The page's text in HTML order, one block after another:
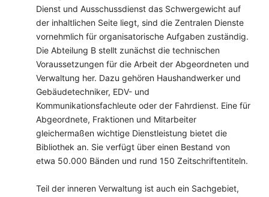
Dienst und Ausschussdienst das Schwergewicht auf
der inhaltlichen Seite liegt, sind die Zentralen Dienste
vornehmlich für organisatorische Aufgaben zuständig.
Die Abteilung B stellt zunächst die technischen
Voraussetzungen für die Arbeit der Abgeordneten und
Verwaltung her. Dazu gehören Haushandwerker und
Gebäudetechniker, EDV- und
Kommunikationsfachleute oder der Fahrdienst. Eine für
Abgeordnete, Fraktionen und Mitarbeiter
gleichermaßen wichtige Dienstleistung bietet die
Bibliothek an. Sie verfügt über einen Bestand von
etwa 50.000 Bänden und rund 150 Zeitschriftentiteln.
Teil der inneren Verwaltung ist auch ein Sachgebiet,